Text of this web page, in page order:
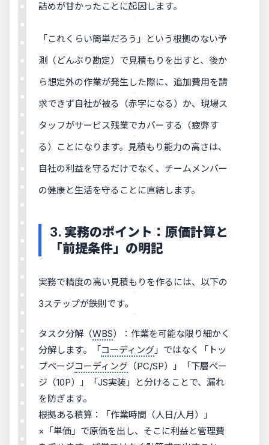
詰めが甘かったことに起因します。
「これくらい簡単だろう」という根拠のない予
測（どんぶり勘定）で見積もりを出すと、後か
ら想定外の作業が発生した際に、追加費用を請
求できず自社が被る（赤字になる）か、現場ス
タッフがサービス残業でカバーする（疲弊す
る）ことになります。見積もり能力の高さは、
自社の利益を守るだけでなく、チームメンバー
の健康と生活を守ることに直結します。
3. 実務のポイント：原価計算と
「前提条件」の明記
実務で精度の高い見積もりを作るには、以下の
3ステップが鉄則です。
タスク分解（WBS）：作業を可能な限り細かく
分解します。「 コーディング 」ではなく「トッ
プページコーディング （PC/SP）」「下層ペー
ジ（10P）」「JS実装」と分けることで、漏れ
を防ぎます。
根拠ある積算：「作業時間（人日/人月）」
×「単価」で原価を出し、そこに利益と管理費